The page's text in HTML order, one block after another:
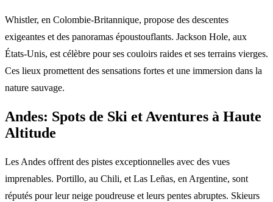
Whistler, en Colombie-Britannique, propose des descentes
exigeantes et des panoramas époustouflants. Jackson Hole, aux
États-Unis, est célèbre pour ses couloirs raides et ses terrains vierges.
Ces lieux promettent des sensations fortes et une immersion dans la
nature sauvage.
Andes: Spots de Ski et Aventures à Haute
Altitude
Les Andes offrent des pistes exceptionnelles avec des vues
imprenables. Portillo, au Chili, et Las Leñas, en Argentine, sont
réputés pour leur neige poudreuse et leurs pentes abruptes. Skieurs